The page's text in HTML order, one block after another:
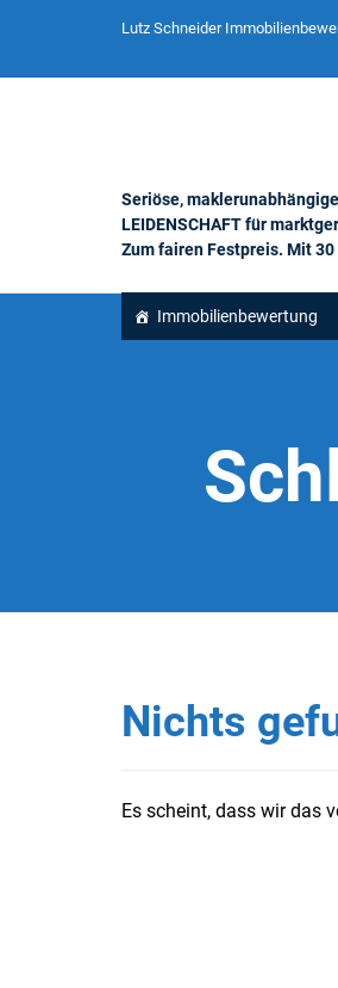
Lutz Schneider
Seriöse,
LEIDENSCHAFT für
Zum fairen Festpreis. Mit
Immobilienbewertung
Nichts
Es scheint, dass wir das